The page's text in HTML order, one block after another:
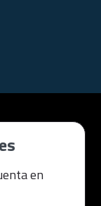
en